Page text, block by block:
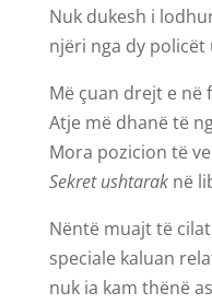
Nuk dukesh i
njëri nga dy policët
Më çuan drejt e në
Atje më dhanë të
Mora pozicion të
Sekret ushtaraknë
Nëntë muajt të
speciale kaluan
nuk ia kam thënë